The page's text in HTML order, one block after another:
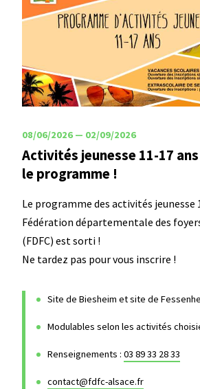
Associations
08/06/2026 — 02/09/2026
Activités jeunesse 11-17
le programme !
Le programme des activités jeunesse
Fédération départementale des
(FDFC) est sorti !
Ne tardez pas pour vous inscrire !
Site de Biesheim et site de
Modulables selon les activités
Renseignements : 03 89 33 28 33
contact@fdfc-alsace.fr